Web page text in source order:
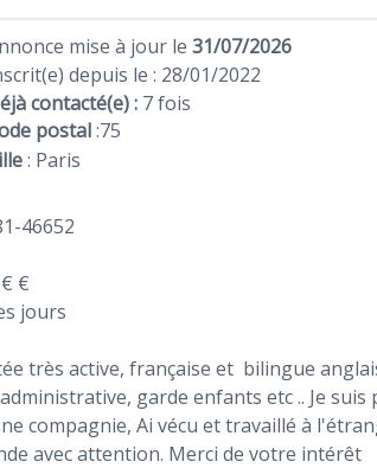
mise à jour le 31/07/2026
depuis le : 28/01/2022
contacté(e) : 7 fois
postal:75
: Paris
46652
€
jours
très active, française et bilingue
garde enfants etc .. Je
compagnie, Ai vécu et travaillé à
avec attention. Merci de votre intérêt